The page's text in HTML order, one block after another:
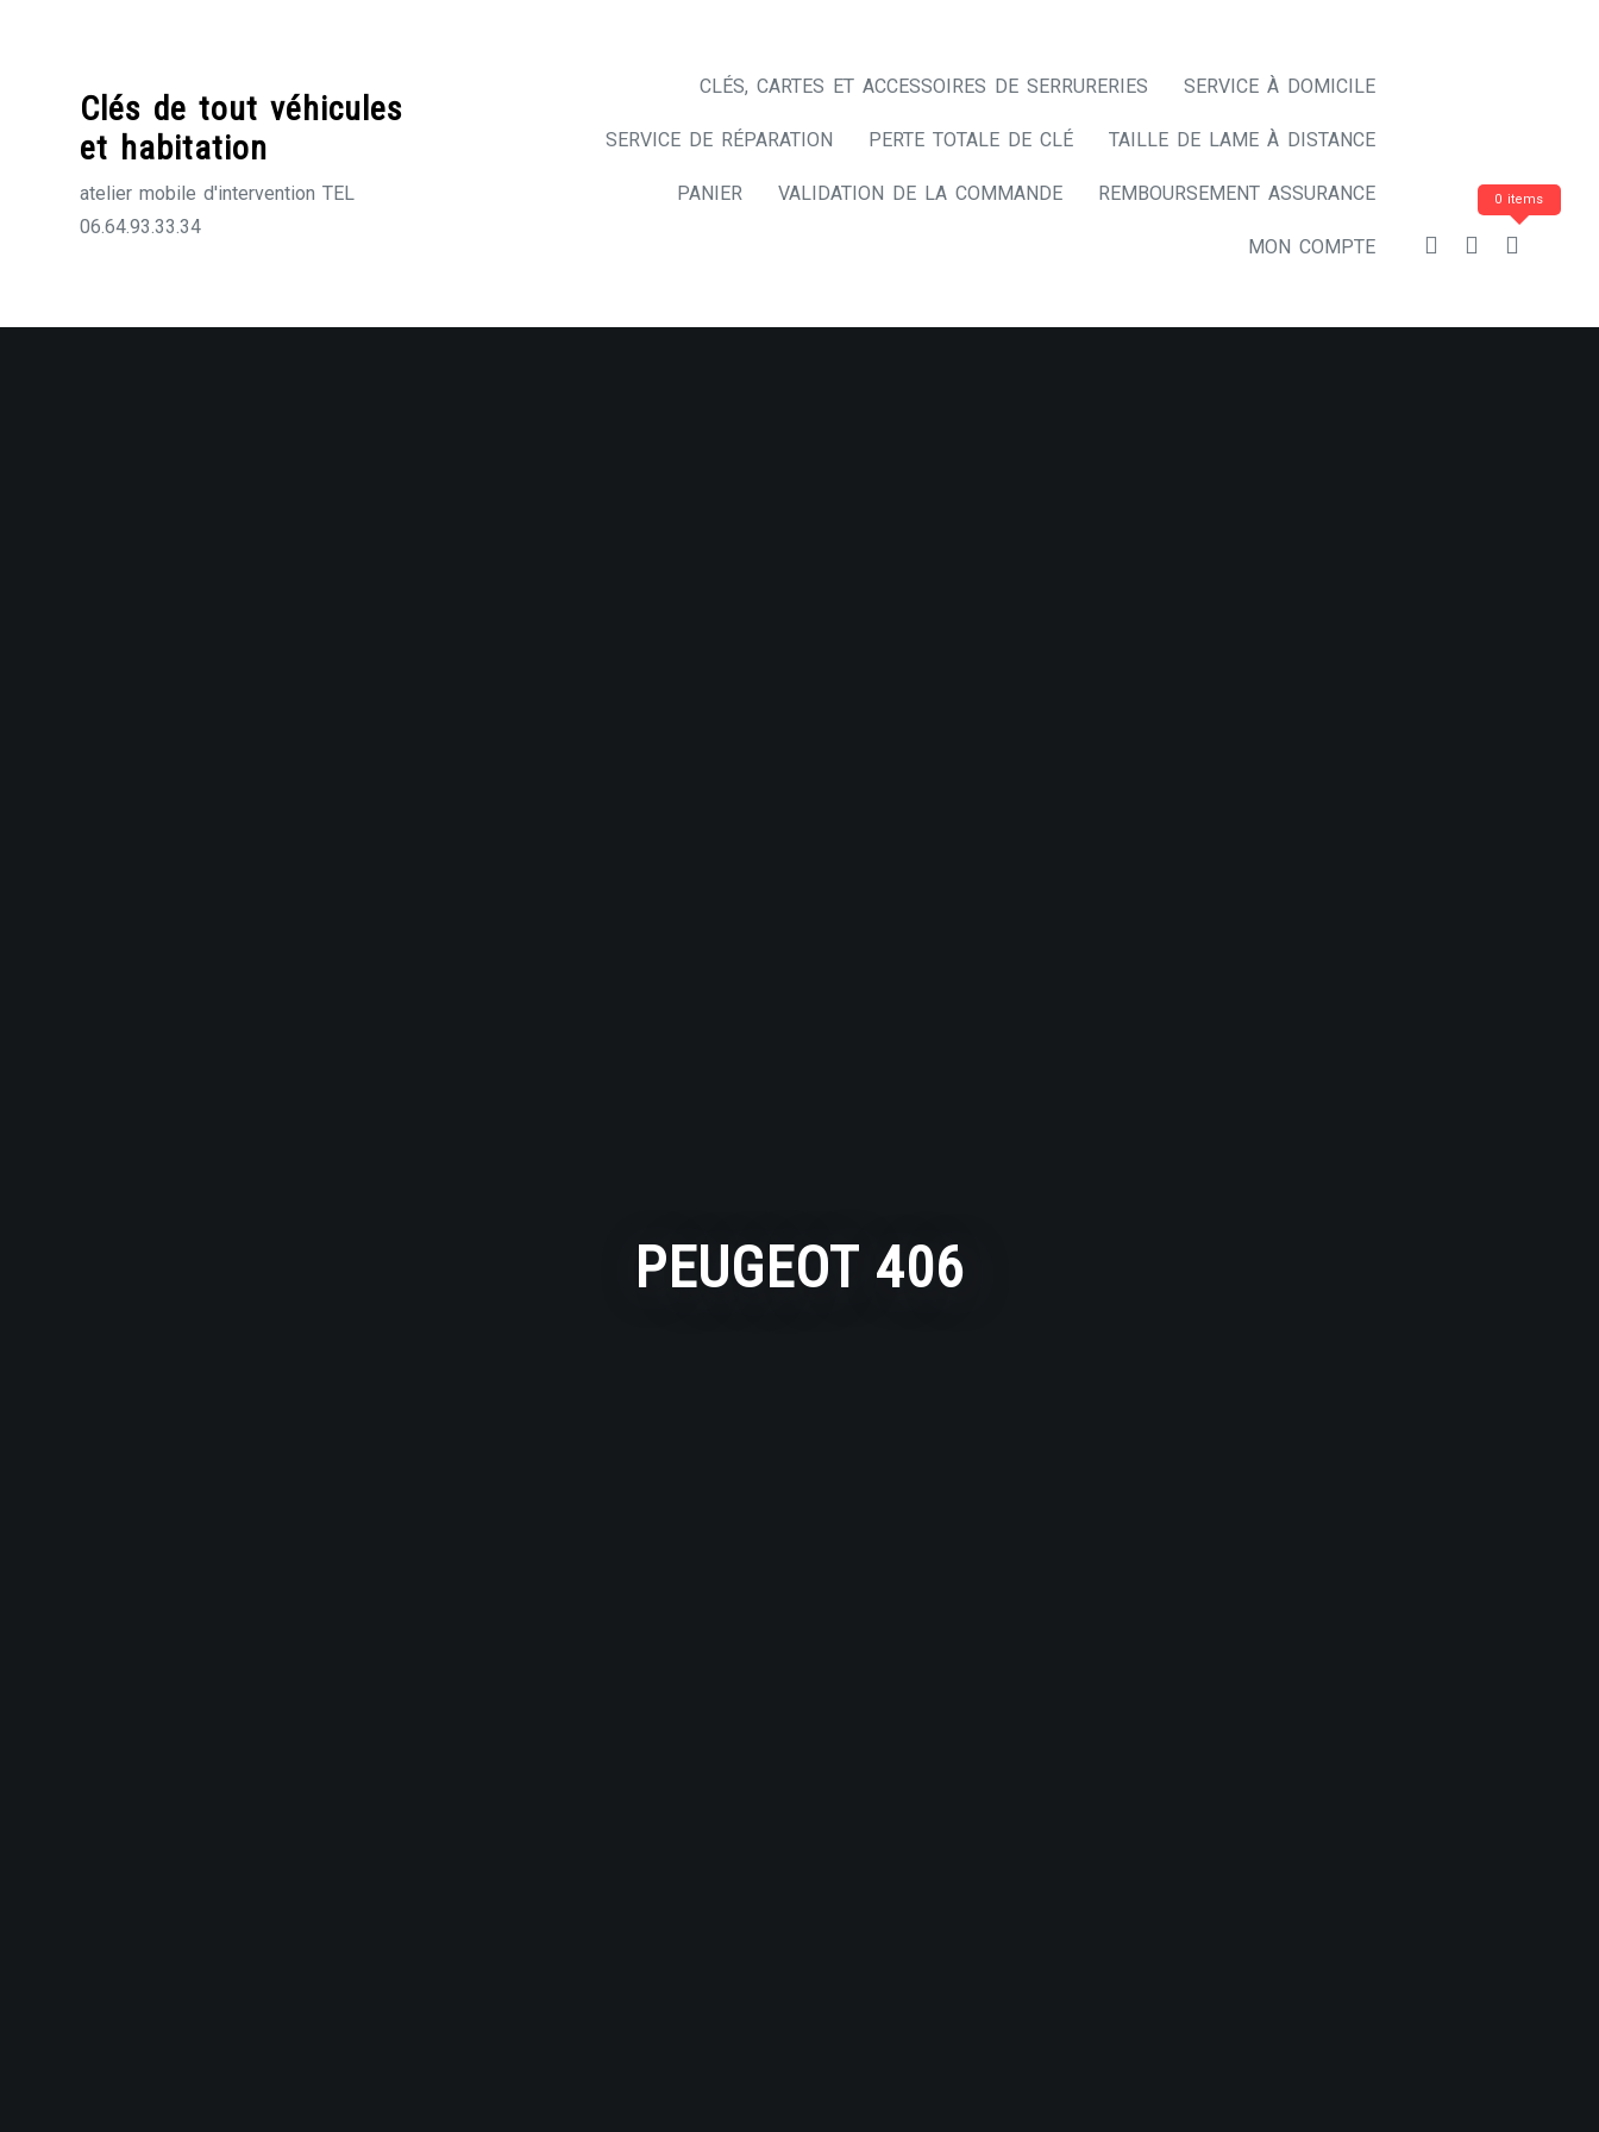
Clés de tout véhicules
et habitation
atelier mobile d'intervention TEL
06.64.93.33.34
CLÉS, CARTES ET ACCESSOIRES DE SERRURERIES SERVICE À DOMICILE
SERVICE DE RÉPARATION PERTE TOTALE DE CLÉ TAILLE DE LAME À DISTANCE
PANIER VALIDATION DE LA COMMANDE REMBOURSEMENT ASSURANCE
MON COMPTE
0 items
PEUGEOT 406